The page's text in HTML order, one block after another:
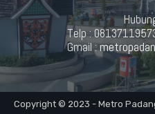
Telp :
Gmail :
Copyright © 2023 - Metro